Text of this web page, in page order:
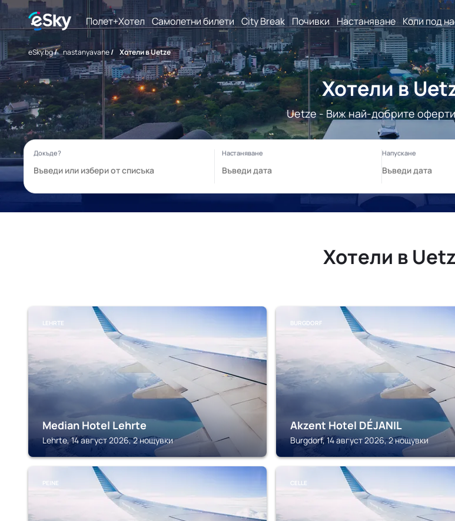
Полет+Хотел Самолетни билети City Break Почивки Настаняване Коли под
eSky.bg/ nastanyavane/ Хотели в Uetze
Хотели в
Uetze - Виж най-добрите
Хотели в
LEHRTE
Median Hotel Lehrte
Lehrte, 14 август 2026, 2 нощувки
BURGDORF
Akzent Hotel DÉJANIL
Burgdorf, 14 август 2026, 2 нощувки
PEINE CELLE